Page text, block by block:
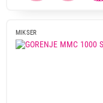
MIKSER